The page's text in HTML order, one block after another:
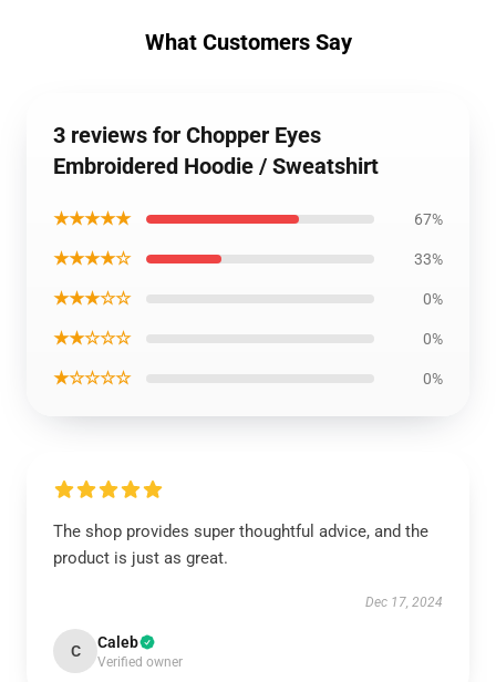
What Customers Say
3 reviews for Chopper Eyes
Embroidered Hoodie / Sweatshirt
★★★★★ 67%
★★★★☆ 33%
★★★☆☆ 0%
★★☆☆☆ 0%
★☆☆☆☆ 0%
The shop provides super thoughtful advice, and the
product is just as great.
Dec 17, 2024
C Caleb
Verified owner